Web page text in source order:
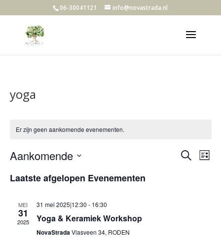
06-30041121 info@novastrada.nl
yoga
Er zijn geen aankomende evenementen.
Zoeken
Lijst
Aankomende
een
Laatste afgelopen Evenementen
MEI
31
2025
31 mei 2025|12:30 - 16:30
Yoga & Keramiek Workshop
NovaStradaVlasveen 34, RODEN